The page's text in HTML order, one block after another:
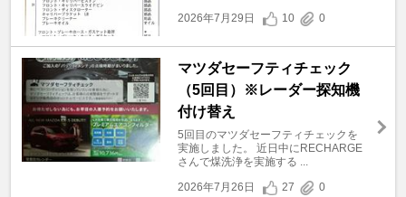
2026年7月29日
10 0
マツダセーフティチェック
（5回目）※レーダー探知機
付け替え
5回目のマツダセーフティチェックを
実施しました。 近日中にRECHARGE
さんで煤洗浄を実施する ...
2026年7月26日
27 0